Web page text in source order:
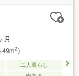
月
2）
二人暮らし